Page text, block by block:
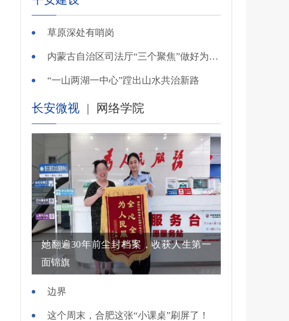
草原深处有哨岗
内蒙古自治区司法厅“三个聚焦”做好为民造福实事
“一山两湖一中心”蹚出山水共治新路
长安微视 | 网络学院
她翻遍30年前尘封档案，收获人生第一
面锦旗
边界
这个周末，合肥这张“小课桌”刷屏了！